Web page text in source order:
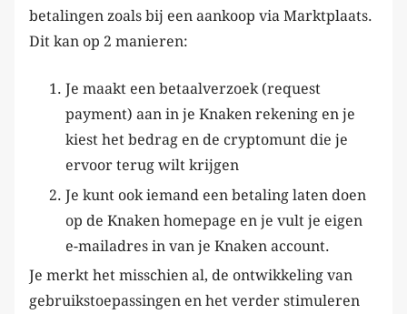
betalingen zoals bij een aankoop via Marktplaats.
Dit kan op 2 manieren:
Je maakt een betaalverzoek (request
payment) aan in je Knaken rekening en je
kiest het bedrag en de cryptomunt die je
ervoor terug wilt krijgen
Je kunt ook iemand een betaling laten doen
op de Knaken homepage en je vult je eigen
e-mailadres in van je Knaken account.
Je merkt het misschien al, de ontwikkeling van
gebruikstoepassingen en het verder stimuleren